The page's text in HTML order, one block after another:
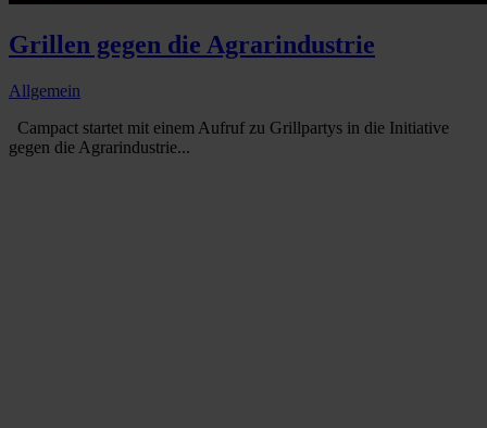
Grillen gegen die Agrarindustrie
Allgemein
Campact startet mit einem Aufruf zu Grillpartys in die Initiative
gegen die Agrarindustrie...